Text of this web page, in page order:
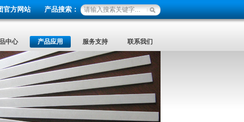
官方网站产品搜索：
中心 产品应用 服务支持 联系我们